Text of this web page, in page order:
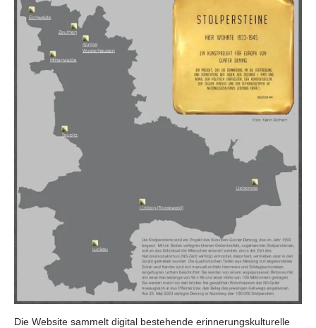
Die Website sammelt digital bestehende erinnerungskulturelle